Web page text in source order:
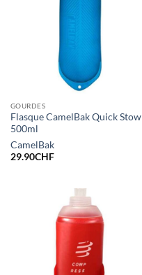
GOURDES
Flasque CamelBak Quick Stow
500ml
CamelBak
29.90CHF